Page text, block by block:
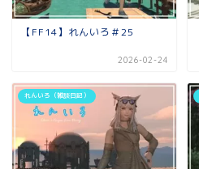
【FF14】れんいろ＃25
2026-02-24
れんいろ（雑談日記）